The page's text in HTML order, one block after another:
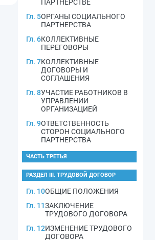
ПАРТНЕРСТВЕ
Гл. 5ОРГАНЫ СОЦИАЛЬНОГО
ПАРТНЕРСТВА
Гл. 6КОЛЛЕКТИВНЫЕ
ПЕРЕГОВОРЫ
Гл. 7КОЛЛЕКТИВНЫЕ
ДОГОВОРЫ И
СОГЛАШЕНИЯ
Гл. 8УЧАСТИЕ РАБОТНИКОВ В
УПРАВЛЕНИИ
ОРГАНИЗАЦИЕЙ
Гл. 9ОТВЕТСТВЕННОСТЬ
СТОРОН СОЦИАЛЬНОГО
ПАРТНЕРСТВА
ЧАСТЬ ТРЕТЬЯ
РАЗДЕЛ III. ТРУДОВОЙ ДОГОВОР
Гл. 10ОБЩИЕ ПОЛОЖЕНИЯ
Гл. 11ЗАКЛЮЧЕНИЕ
ТРУДОВОГО ДОГОВОРА
Гл. 12ИЗМЕНЕНИЕ ТРУДОВОГО
ДОГОВОРА